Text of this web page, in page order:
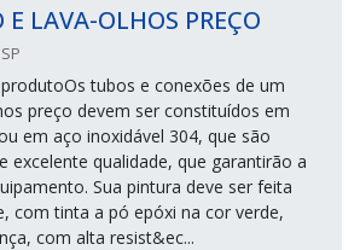
E LAVA-OLHOS PREÇO
tubos e conexões de um
preço devem ser constituídos em
em aço inoxidável 304, que são
excelente qualidade, que garantirão a
Sua pintura deve ser feita
com tinta a pó epóxi na cor verde,
com alta resist&ec...